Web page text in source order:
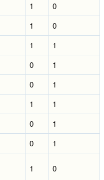
1
0
1
0
1
1
0
1
0
1
1
1
0
1
0
1
1 0